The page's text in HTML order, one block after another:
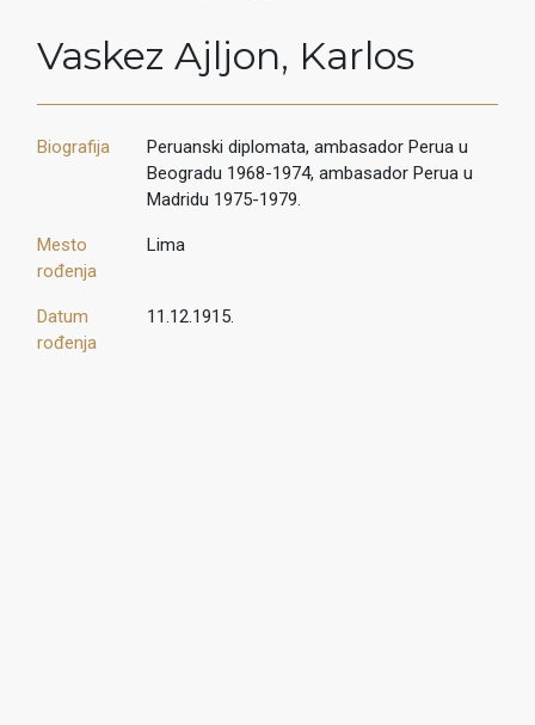
Vaskez Ajljon, Karlos
Biografija
Peruanski diplomata, ambasador Perua u
Beogradu 1968-1974, ambasador Perua u
Madridu 1975-1979.
Mesto
rođenja
Lima
Datum
rođenja
11.12.1915.